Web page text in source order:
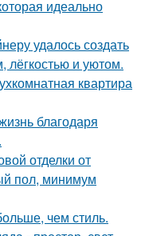
идеально
удалось создать
лёгкостью и уютом.
квартира
благодаря
отделки от
пол, минимум
чем стиль.